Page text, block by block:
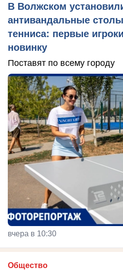
В Волжском
антивандальные
тенниса: первые
новинку
Поставят по всему городу
вчера в 10:30
Общество